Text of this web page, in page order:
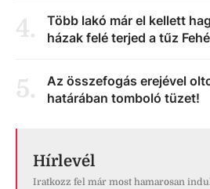
4.
Több lakó már el kellett
házak felé terjed a tűz
5.
Az összefogás erejével
határában tomboló tüzet!
Hírlevél
Iratkozz fel már most hamarosan